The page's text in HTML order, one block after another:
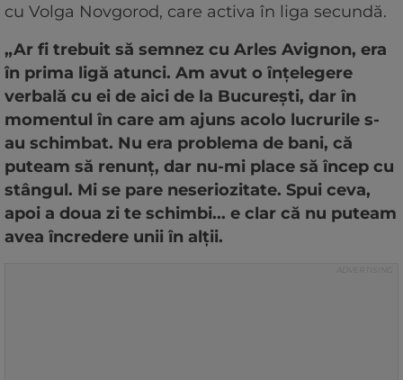
cu Volga Novgorod, care activa în liga secundă.
„Ar fi trebuit să semnez cu Arles Avignon, era
în prima ligă atunci. Am avut o înțelegere
verbală cu ei de aici de la București, dar în
momentul în care am ajuns acolo lucrurile s-
au schimbat. Nu era problema de bani, că
puteam să renunț, dar nu-mi place să încep cu
stângul. Mi se pare neseriozitate. Spui ceva,
apoi a doua zi te schimbi... e clar că nu puteam
avea încredere unii în alții.